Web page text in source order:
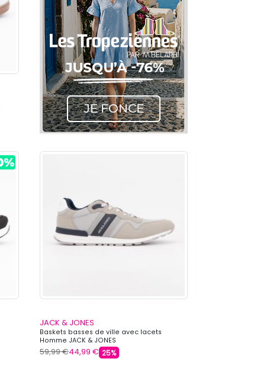
JACK & JONES
Baskets basses de ville avec lacets
Homme JACK & JONES
59,99 €44,99 € 25%